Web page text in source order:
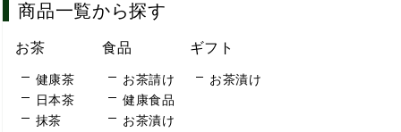
商品一覧から探す
お茶
健康茶
日本茶
抹茶
食品
お茶請け
健康食品
お茶漬け
ギフト
お茶漬け